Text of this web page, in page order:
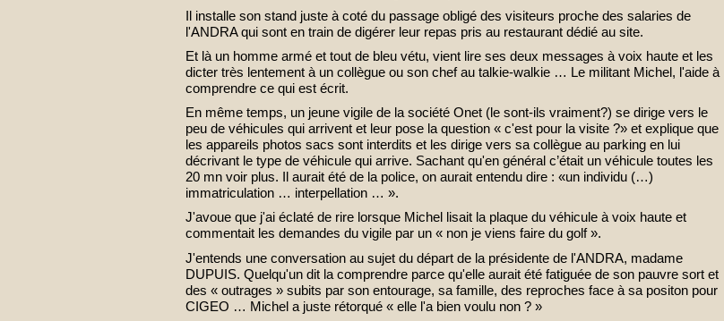
Il installe son stand juste à coté du passage obligé des visiteurs proche des salaries de
l'ANDRA qui sont en train de digérer leur repas pris au restaurant dédié au site.
Et là un homme armé et tout de bleu vétu, vient lire ses deux messages à voix haute et les
dicter très lentement à un collègue ou son chef au talkie-walkie … Le militant Michel, l'aide à
comprendre ce qui est écrit.
En même temps, un jeune vigile de la société Onet (le sont-ils vraiment?) se dirige vers le
peu de véhicules qui arrivent et leur pose la question « c'est pour la visite ?» et explique que
les appareils photos sacs sont interdits et les dirige vers sa collègue au parking en lui
décrivant le type de véhicule qui arrive. Sachant qu'en général c’était un véhicule toutes les
20 mn voir plus. Il aurait été de la police, on aurait entendu dire : «un individu (…)
immatriculation … interpellation … ».
J'avoue que j'ai éclaté de rire lorsque Michel lisait la plaque du véhicule à voix haute et
commentait les demandes du vigile par un « non je viens faire du golf ».
J'entends une conversation au sujet du départ de la présidente de l'ANDRA, madame
DUPUIS. Quelqu'un dit la comprendre parce qu'elle aurait été fatiguée de son pauvre sort et
des « outrages » subits par son entourage, sa famille, des reproches face à sa positon pour
CIGEO … Michel a juste rétorqué « elle l'a bien voulu non ? »